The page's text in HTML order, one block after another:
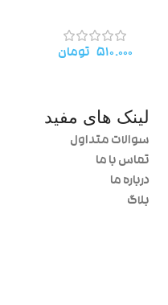
۵۱۰.۰۰۰ تومان
لینک های مفید
سوالات متداول
تماس با ما
درباره ما
بلاگ